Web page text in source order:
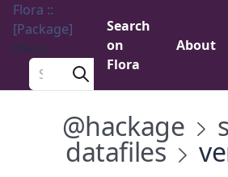
Flora ::
[Package]
Menu
Search a package
Search
on
Flora
About
@hackage
datafiles